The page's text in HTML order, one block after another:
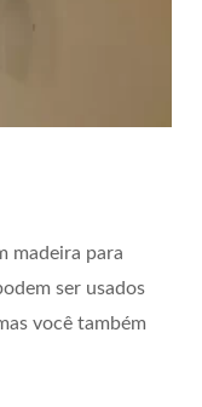
madeira para
ser usados
você também